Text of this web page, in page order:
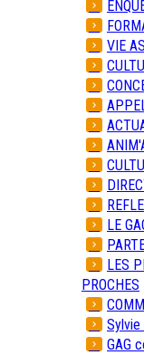
VIE
LE
LES
PROCHES
Sylvie
GAG